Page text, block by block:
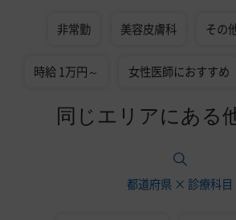
非常勤 美容皮膚科 その
時給 1万円～ 女性医師におすすめ
同じエリアにある
都道府県 × 診療科目